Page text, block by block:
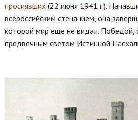
просиявших (22 июня 1941 г.).
всероссийским стенанием, она
которой мир еще не видал. Победой,
предвечным светом Истинной